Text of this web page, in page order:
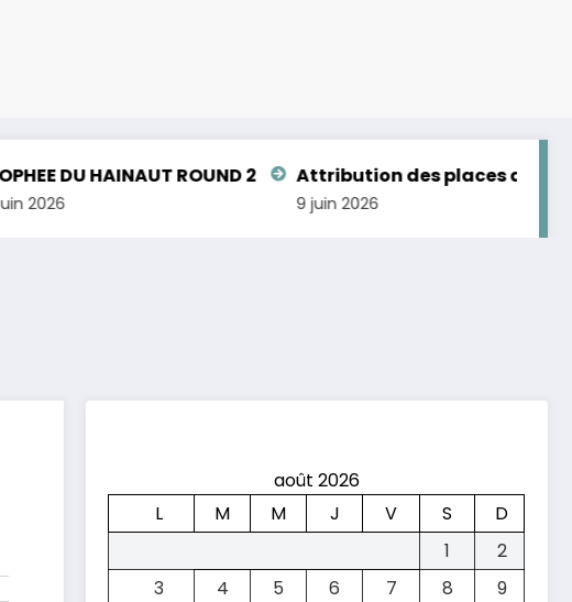
DU HAINAUT ROUND 2 Attribution des places aux
9 juin 2026
août 2026
L
M M J V S
D
1
2
3
4 5 6 7 8
9